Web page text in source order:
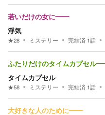
若いだけの女に——
浮気
★28 ミステリー 完結済 1話
ふたりだけのタイムカプセル
タイムカプセル
★58 ミステリー 完結済 1話
大好きな人のために——